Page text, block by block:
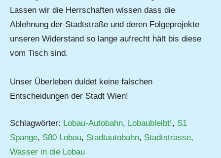
Lassen wir die Herrschaften wissen dass die
Ablehnung der Stadtstraße und deren Folgeprojekte
unseren Widerstand so lange aufrecht hält bis diese
vom Tisch sind.
Unser Überleben duldet keine falschen
Entscheidungen der Stadt Wien!
Schlagwörter: Lobau-Autobahn, Lobaubleibt!, S1
Spange, S80 Lobau, Stadtautobahn, Stadtstrasse,
Wasser in die Lobau